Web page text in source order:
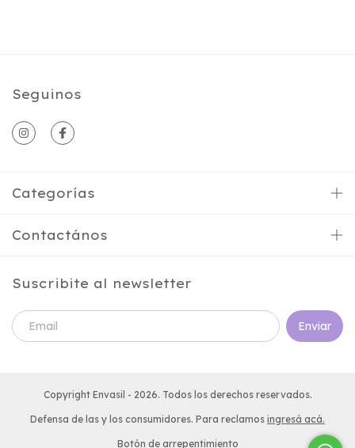
Seguinos
Categorías
Contactános
Suscribite al newsletter
Copyright Envasil - 2026. Todos los derechos reservados.
Defensa de las y los consumidores. Para reclamos ingresá acá.
Botón de arrepentimiento